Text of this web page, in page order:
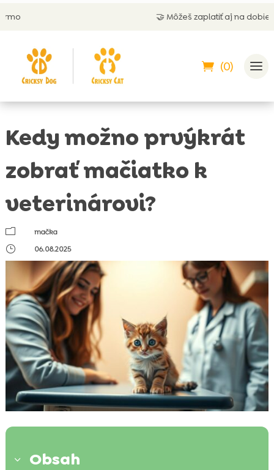
🤝 Môžeš zaplatiť aj na dobierku
(0)
Kedy možno prvýkrát
zobrať mačiatko k
veterinárovi?
m
mačka
}
06.08.2025
3 Obsah